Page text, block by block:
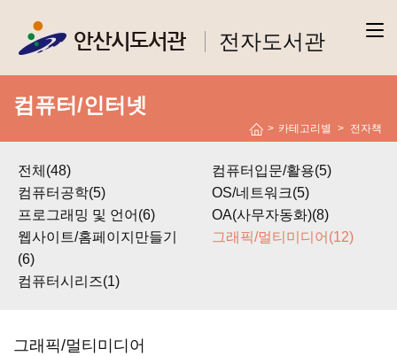
전자도서관
컴퓨터/인터넷
> 카테고리별 > 전자책
전체(48)
컴퓨터입문/활용(5)
컴퓨터공학(5)
OS/네트워크(5)
프로그래밍 및 언어(6)
OA(사무자동화)(8)
웹사이트/홈페이지만들기
(6)
그래픽/멀티미디어(12)
컴퓨터시리즈(1)
그래픽/멀티미디어